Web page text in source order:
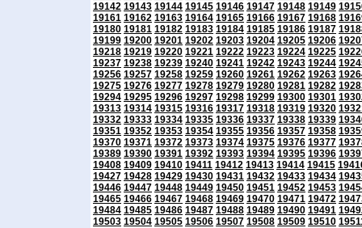
19142 19143 19144 19145 19146 19147 19148 19149
19161 19162 19163 19164 19165 19166 19167 19168
19180 19181 19182 19183 19184 19185 19186 19187
19199 19200 19201 19202 19203 19204 19205 19206
19218 19219 19220 19221 19222 19223 19224 19225
19237 19238 19239 19240 19241 19242 19243 19244
19256 19257 19258 19259 19260 19261 19262 19263
19275 19276 19277 19278 19279 19280 19281 19282
19294 19295 19296 19297 19298 19299 19300 19301
19313 19314 19315 19316 19317 19318 19319 19320
19332 19333 19334 19335 19336 19337 19338 19339
19351 19352 19353 19354 19355 19356 19357 19358
19370 19371 19372 19373 19374 19375 19376 19377
19389 19390 19391 19392 19393 19394 19395 19396
19408 19409 19410 19411 19412 19413 19414 19415
19427 19428 19429 19430 19431 19432 19433 19434
19446 19447 19448 19449 19450 19451 19452 19453
19465 19466 19467 19468 19469 19470 19471 19472
19484 19485 19486 19487 19488 19489 19490 19491
19503 19504 19505 19506 19507 19508 19509 19510